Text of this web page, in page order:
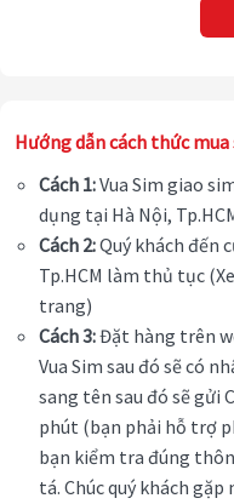
Hướng dẫn cách thức
Cách 1:Vua Sim giao
dụng tại Hà Nội,
Cách 2:Quý khách đến
Tp.HCM làm thủ tục
trang)
Cách 3:Đặt hàng trên
Vua Sim sau đó sẽ có
sang tên sau đó sẽ gửi
phút (bạn phải hỗ trợ
bạn kiểm tra đúng
tá. Chúc quý khách